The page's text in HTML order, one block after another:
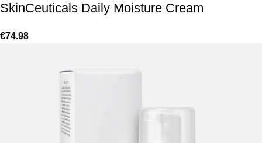
SkinCeuticals Daily Moisture Cream
€74.98